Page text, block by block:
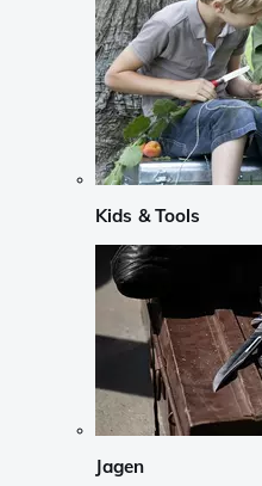
Kids & Tools
Jagen